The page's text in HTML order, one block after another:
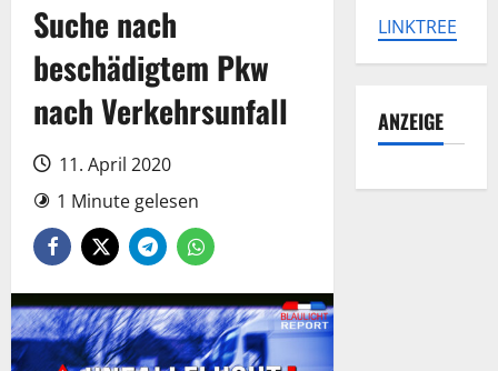
Suche nach
beschädigtem Pkw
nach Verkehrsunfall
11. April 2020
1 Minute gelesen
LINKTREE
ANZEIGE